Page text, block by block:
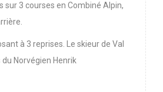
3 courses en Combiné Alpin,
à 3 reprises. Le skieur de Val
Norvégien Henrik